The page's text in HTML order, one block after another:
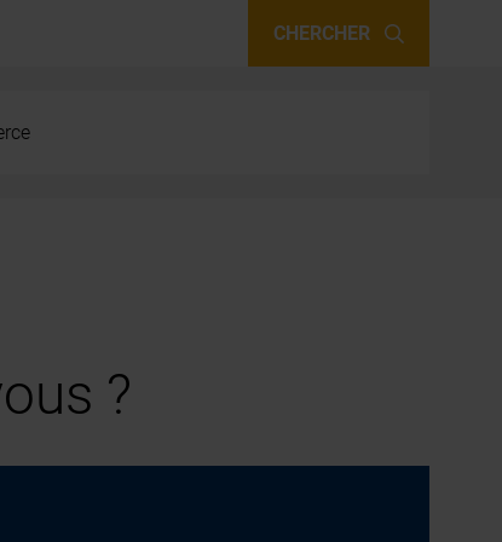
CHERCHER
?